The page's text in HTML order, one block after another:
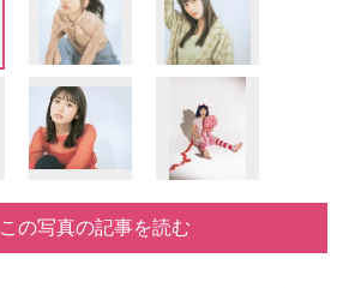
この写真の記事を読む